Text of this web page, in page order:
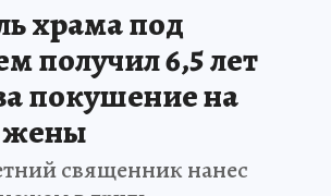
храма под
получил 6,5 лет
покушение на
жены
священник нанес